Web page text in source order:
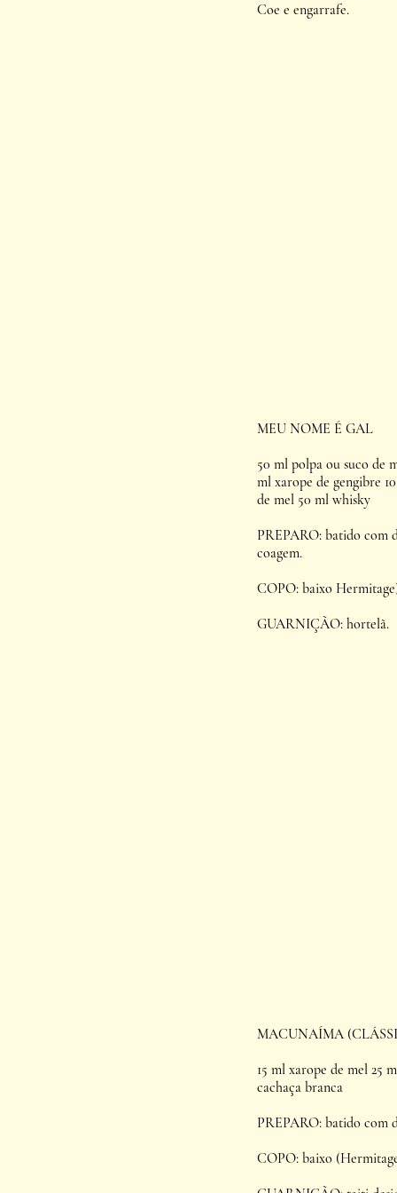
Coe e engarrafe.
MEU NOME É GAL
50 ml polpa ou suco de
ml xarope de gengibre
de mel 50 ml whisky
PREPARO: batido com
coagem.
COPO: baixo
GUARNIÇÃO: hortelã.
MACUNAÍMA
15 ml xarope de mel 25
cachaça branca
PREPARO: batido com
COPO: baixo